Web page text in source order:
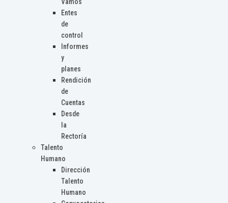
Vamos
Entes
de
control
Informes
y
planes
Rendición
de
Cuentas
Desde
la
Rectoría
Talento
Humano
Dirección
Talento
Humano